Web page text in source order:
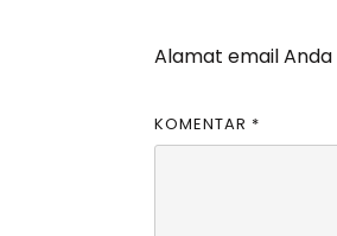
Alamat email
KOMENTAR *